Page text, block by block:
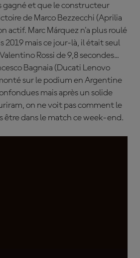
gagné et que le constructeur
de Marco Bezzecchi (Aprilia
actif. Marc Márquez n'a plus roulé
2019 mais ce jour-là, il était seul
Rossi de 9,8 secondes...
Bagnaia (Ducati Lenovo
sur le podium en Argentine
mais après un solide
on ne voit pas comment le
être dans le match ce week-end.